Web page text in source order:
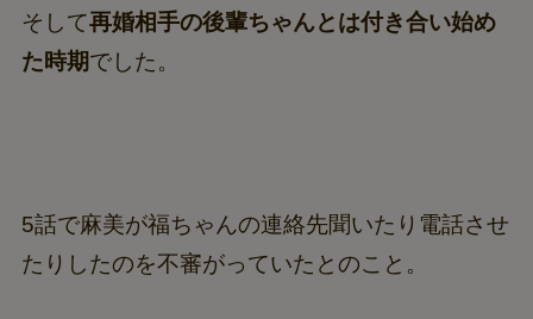
そして再婚相手の後輩ちゃんとは付き合い始め
た時期でした。
5話で麻美が福ちゃんの連絡先聞いたり電話させ
たりしたのを不審がっていたとのこと。